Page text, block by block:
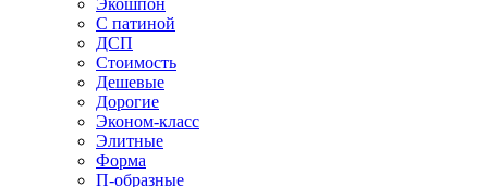
Экошпон
С патиной
ДСП
Стоимость
Дешевые
Дорогие
Эконом-класс
Элитные
Форма
П-образные